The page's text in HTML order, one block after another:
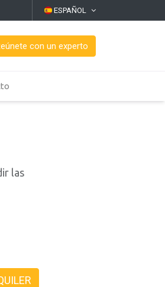
ESPAÑOL
con un experto
las